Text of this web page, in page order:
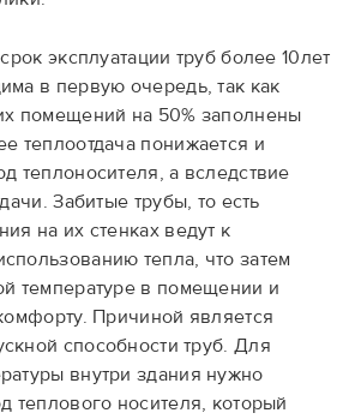
эксплуатации труб более 10лет
в первую очередь, так как
помещений на 50% заполнены
теплоотдача понижается и
теплоносителя, а вследствие
Забитые трубы, то есть
на их стенках ведут к
тепла, что затем
температуре в помещении и
Причиной является
способности труб. Для
внутри здания нужно
теплового носителя, который